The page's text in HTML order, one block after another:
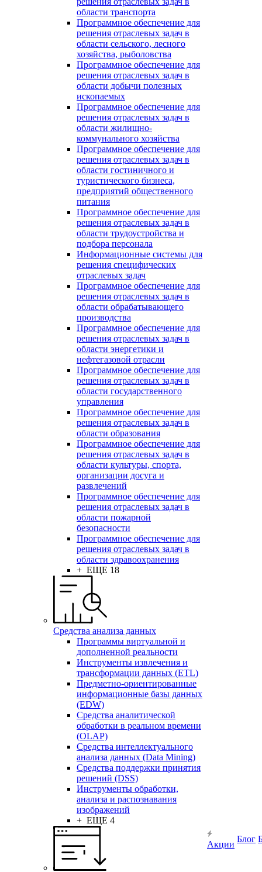
области транспорта
Программное обеспечение для
решения отраслевых задач в
области сельского, лесного
хозяйства, рыболовства
Программное обеспечение для
решения отраслевых задач в
области добычи полезных
ископаемых
Программное обеспечение для
решения отраслевых задач в
области жилищно-
коммунального хозяйства
Программное обеспечение для
решения отраслевых задач в
области гостиничного и
туристического бизнеса,
предприятий общественного
питания
Программное обеспечение для
решения отраслевых задач в
области трудоустройства и
подбора персонала
Информационные системы для
решения специфических
отраслевых задач
Программное обеспечение для
решения отраслевых задач в
области обрабатывающего
производства
Программное обеспечение для
решения отраслевых задач в
области энергетики и
нефтегазовой отрасли
Программное обеспечение для
решения отраслевых задач в
области государственного
управления
Программное обеспечение для
решения отраслевых задач в
области образования
Программное обеспечение для
решения отраслевых задач в
области культуры, спорта,
организации досуга и
развлечений
Программное обеспечение для
решения отраслевых задач в
области пожарной
безопасности
Программное обеспечение для
решения отраслевых задач в
области здравоохранения
+ ЕЩЕ 18
Средства анализа данных
Программы виртуальной и
дополненной реальности
Инструменты извлечения и
трансформации данных (ETL)
Предметно-ориентированные
информационные базы данных
(EDW)
Средства аналитической
обработки в реальном времени
(OLAP)
Средства интеллектуального
анализа данных (Data Mining)
Средства поддержки принятия
решений (DSS)
Инструменты обработки,
анализа и распознавания
изображений
+ ЕЩЕ 4
Акции
Блог